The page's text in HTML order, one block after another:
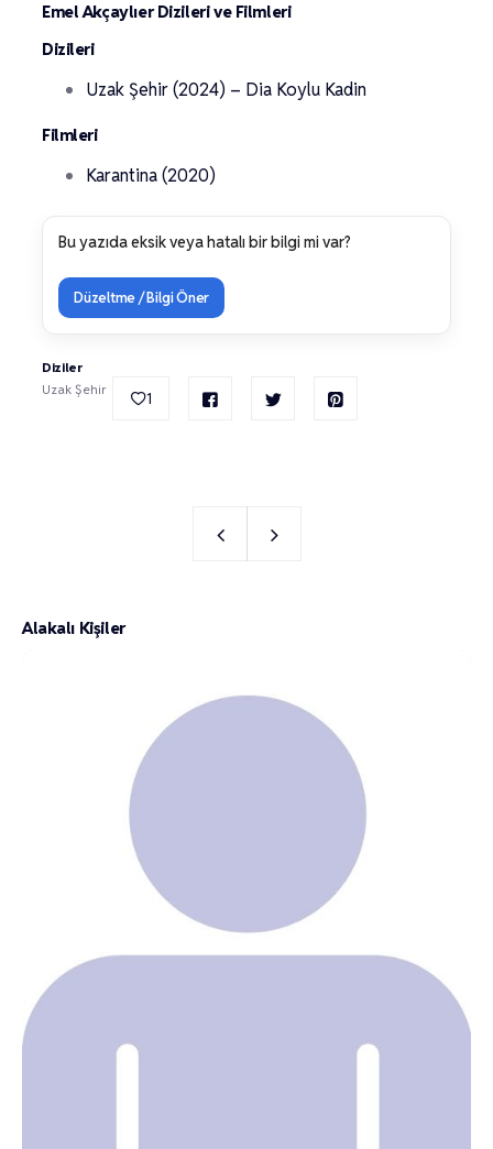
Emel Akçaylıer Dizileri ve Filmleri
Dizileri
Uzak Şehir (2024) – Dia Koylu Kadin
Filmleri
Karantina (2020)
Bu yazıda eksik veya hatalı bir bilgi mi var?
Düzeltme / Bilgi Öner
Diziler
Uzak Şehir
1
Alakalı Kişiler